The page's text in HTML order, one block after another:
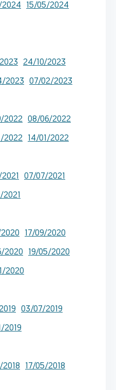
2024 15/05/2024
24/10/2023
2023 07/02/2023
2022 08/06/2022
2022 14/01/2022
07/07/2021
2021
2020 17/09/2020
2020 19/05/2020
2020
03/07/2019
2019
2018 17/05/2018